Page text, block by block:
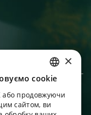
RUSSIAN
ENGLISH
UKRAINIAN
×
cookie
або продовжуючи
сайтом, ви